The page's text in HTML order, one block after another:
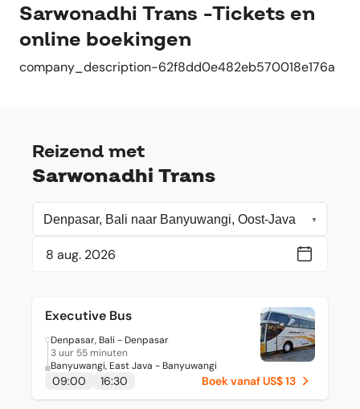
Sarwonadhi Trans -Tickets en
online boekingen
company_description-62f8dd0e482eb570018e176a
Reizend met
Sarwonadhi Trans
Executive Bus
Denpasar, Bali - Denpasar
3 uur 55 minuten
Banyuwangi, East Java - Banyuwangi
09:00 16:30 Boek vanaf US$ 13